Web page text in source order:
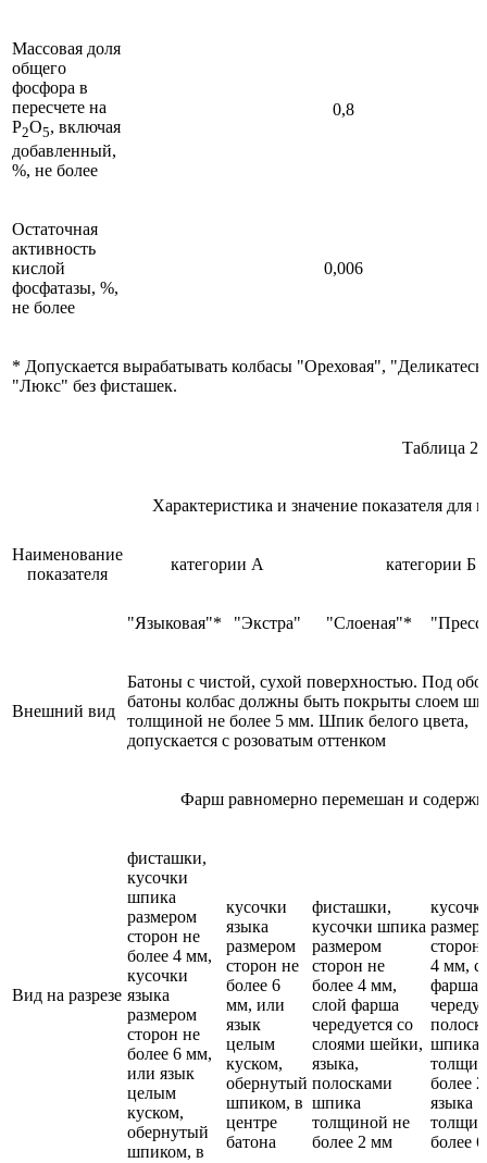
Массовая доля
общего
фосфора в
пересчете на
P2O5, включая
добавленный,
%, не более
0,8
Остаточная
активность
кислой
фосфатазы, %,
не более
0,006
* Допускается вырабатывать колбасы "Ореховая",
"Люкс" без фисташек.
Таблица 2
Наименование
показателя
Характеристика и значение показателя для
категории А категории Б
"Языковая"* "Экстра" "Слоеная"*
Внешний вид
Батоны с чистой, сухой поверхностью. Под
батоны колбас должны быть покрыты слоем
толщиной не более 5 мм. Шпик белого цвета,
допускается с розоватым оттенком
Вид на разрезе
Фарш равномерно перемешан и
фисташки,
кусочки
шпика
размером
сторон не
более 4 мм,
кусочки
языка
размером
сторон не
более 6 мм,
или язык
целым
куском,
обернутый
шпиком, в
кусочки
языка
размером
сторон не
более 6
мм, или
язык
целым
куском,
обернутый
шпиком, в
центре
батона
фисташки,
кусочки шпика
размером
сторон не
более 4 мм,
слой фарша
чередуется со
слоями шейки,
языка,
полосками
шпика
толщиной не
более 2 мм
сторон
4 мм,
фарша
шпика
более
языка
более